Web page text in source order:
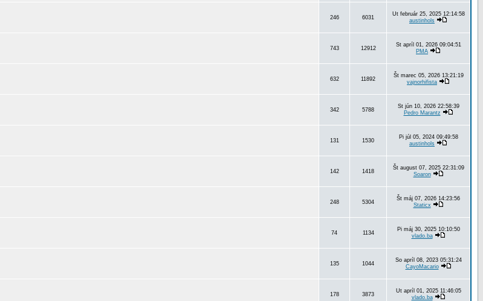
246 6031
Ut február 25, 2025 12:14:58
austinhols
743 12912
St apríl 01, 2026 09:04:51
PMA
632 11892
Št marec 05, 2026 13:21:19
vajnorhifista
342 5788
St jún 10, 2026 22:58:39
Pedro Marantz
131 1530
Pi júl 05, 2024 09:49:58
austinhols
142 1418
Št august 07, 2025 22:31:09
Soaron
248 5304
Št máj 07, 2026 14:23:56
Staticx
74 1134
Pi máj 30, 2025 10:10:50
vlado.ba
135 1044
So apríl 08, 2023 05:31:24
CayoMacario
178 3873
Ut apríl 01, 2025 11:46:05
vlado.ba